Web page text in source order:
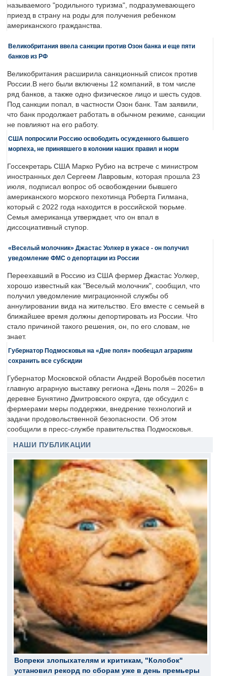
называемого "родильного туризма", подразумевающего
приезд в страну на роды для получения ребенком
американского гражданства.
Великобритания ввела санкции против Озон банка и еще пяти
банков из РФ
Великобритания расширила санкционный список против
России.В него были включены 12 компаний, в том числе
ряд банков, а также одно физическое лицо и шесть судов.
Под санкции попал, в частности Озон банк. Там заявили,
что банк продолжает работать в обычном режиме, санкции
не повлияют на его работу.
США попросили Россию освободить осужденного бывшего
морпеха, не принявшего в колонии наших правил и норм
Госсекретарь США Марко Рубио на встрече с министром
иностранных дел Сергеем Лавровым, которая прошла 23
июля, подписал вопрос об освобождении бывшего
американского морского пехотинца Роберта Гилмана,
который с 2022 года находится в российской тюрьме.
Семья американца утверждает, что он впал в
диссоциативный ступор.
«Веселый молочник» Джастас Уолкер в ужасе - он получил
уведомление ФМС о депортации из России
Переехавший в Россию из США фермер Джастас Уолкер,
хорошо известный как "Веселый молочник", сообщил, что
получил уведомление миграционной службы об
аннулировании вида на жительство. Его вместе с семьей в
ближайшее время должны депортировать из России. Что
стало причиной такого решения, он, по его словам, не
знает.
Губернатор Подмосковья на «Дне поля» пообещал аграриям
сохранить все субсидии
Губернатор Московской области Андрей Воробьёв посетил
главную аграрную выставку региона «День поля – 2026» в
деревне Бунятино Дмитровского округа, где обсудил с
фермерами меры поддержки, внедрение технологий и
задачи продовольственной безопасности. Об этом
сообщили в пресс-службе правительства Подмосковья.
НАШИ ПУБЛИКАЦИИ
Вопреки злопыхателям и критикам, "Колобок"
установил рекорд по сборам уже в день премьеры